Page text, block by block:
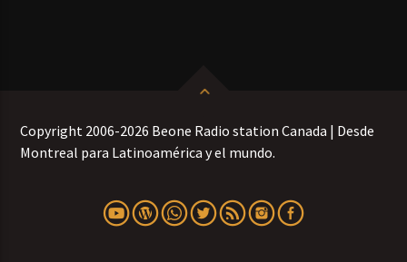
Copyright 2006-2026 Beone Radio station Canada | Desde
Montreal para Latinoamérica y el mundo.